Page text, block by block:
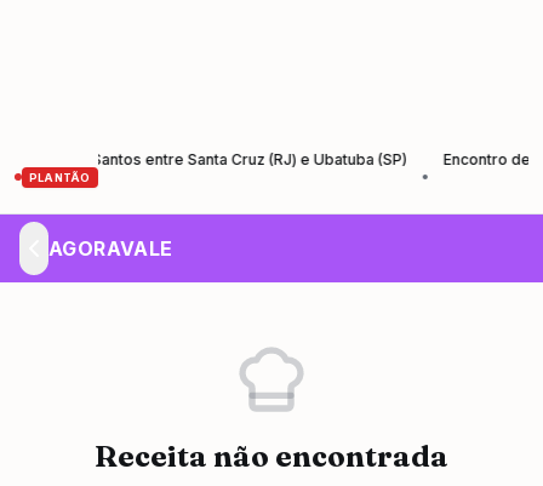
PLANTÃO
Rio-Santos entre Santa Cruz (RJ) e Ubatuba (SP)
Encontro de
AGORAVALE
Receita não encontrada